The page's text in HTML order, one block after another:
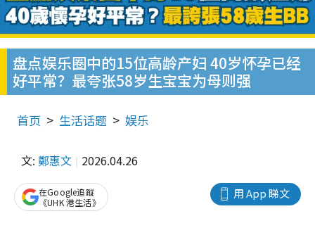
盘点娱乐圈中的15位高龄产妇 40岁怀孕已经
好平常？最夸张58岁生宝宝为母则强
首页 生活话题 娱乐
文: 鄭惠文 2026.04.26
用 App 睇文
在Google追蹤
《UHK 港生活》